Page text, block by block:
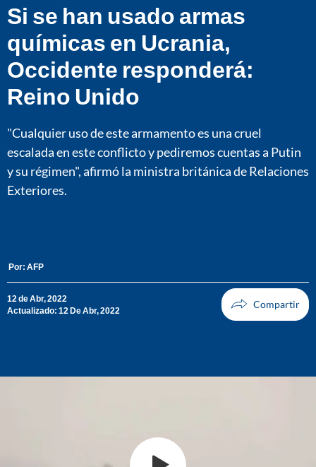
Si se han usado armas
químicas en Ucrania,
Occidente responderá:
Reino Unido
"Cualquier uso de este armamento es una cruel
escalada en este conflicto y pediremos cuentas a Putin
y su régimen", afirmó la ministra británica de Relaciones
Exteriores.
Por: AFP
12 de Abr, 2022
Actualizado: 12 De Abr, 2022